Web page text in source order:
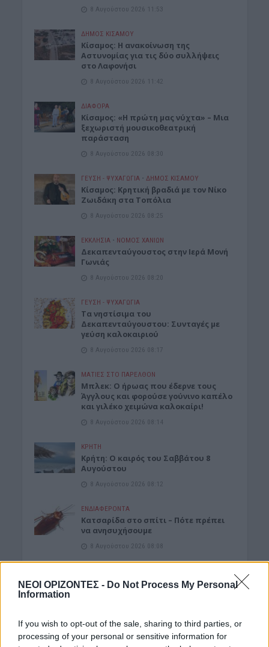
ΝΕΟΙ ΟΡΙΖΟΝΤΕΣ - Do Not Process My Personal
Information
If you wish to opt-out of the sale, sharing to third parties, or
processing of your personal or sensitive information for
8 Αυγούστου 2026 11:53
ΔΉΜΟΣ ΚΙΣΆΜΟΥ
Κίσαμος: Η ανακοίνωση της
Αστυνομίας για τις δύο συλλήψεις
στο Λαφονήσι
8 Αυγούστου 2026 11:42
ΔΙΆΦΟΡΑ
Κίσαμος: «Η πρώτη μας νύχτα» – Μια
ξεχωριστή μουσικοθεατρική
παράσταση
8 Αυγούστου 2026 08:30
ΓΕΎΣΗ - ΨΥΧΑΓΩΓΊΑ • ΔΉΜΟΣ ΚΙΣΆΜΟΥ
Kίσαμος: Κρητική βραδιά με τον Νίκο
Ζωιδάκη στα Τοπόλια
8 Αυγούστου 2026 08:25
ΕΚΚΛΗΣΙΑ • ΝΟΜΌΣ ΧΑΝΊΩΝ
Δεκαπενταύγουστος στην Ιερά Μονή
Γωνιάς
8 Αυγούστου 2026 08:20
ΓΕΎΣΗ - ΨΥΧΑΓΩΓΊΑ
Τα νηστίσιμα του
Δεκαπενταύγουστου: Συνταγές με
γεύση καλοκαιριού
8 Αυγούστου 2026 08:17
ΜΑΤΙΕΣ ΣΤΟ ΠΑΡΕΛΘΟΝ
Μπλεκ: O ήρωας που έδερνε τους
Άγγλους και φορούσε γούνινο καπέλο
και γιλέκο χειμώνα καλοκαίρι!
8 Αυγούστου 2026 08:14
ΚΡΗΤΗ
Κρήτη: O καιρός του Σαββάτου 8
Αυγούστου
8 Αυγούστου 2026 08:12
ΕΝΔΙΑΦΕΡΟΝΤΑ
Κατσαρίδα στο σπίτι – Πότε πρέπει
να ανησυχήσουμε
8 Αυγούστου 2026 08:08